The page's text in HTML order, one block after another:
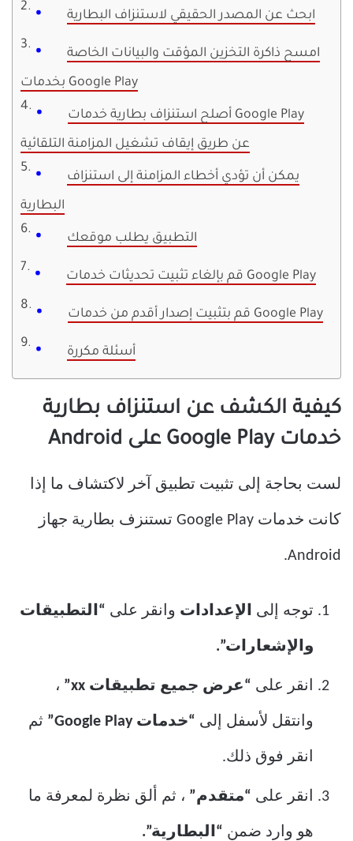
ابحث عن المصدر الحقيقي لاستنزاف البطارية
امسح ذاكرة التخزين المؤقت والبيانات الخاصة
بخدمات Google Play
أصلح استنزاف بطارية خدمات Google Play
عن طريق إيقاف تشغيل المزامنة التلقائية
يمكن أن تؤدي أخطاء المزامنة إلى استنزاف
البطارية
التطبيق يطلب موقعك
قم بإلغاء تثبيت تحديثات خدمات Google Play
قم بتثبيت إصدار أقدم من خدمات Google Play
أسئلة مكررة
كيفية الكشف عن استنزاف بطارية
خدمات Google Play على Android
لست بحاجة إلى تثبيت تطبيق آخر لاكتشاف ما إذا
كانت خدمات Google Play تستنزف بطارية جهاز
Android.
توجه إلى الإعدادات وانقر على “التطبيقات
والإشعارات”.
انقر على “عرض جميع تطبيقات xx” ،
وانتقل لأسفل إلى “خدمات Google Play” ثم
انقر فوق ذلك.
انقر على “متقدم” ، ثم ألق نظرة لمعرفة ما
هو وارد ضمن “البطارية”.